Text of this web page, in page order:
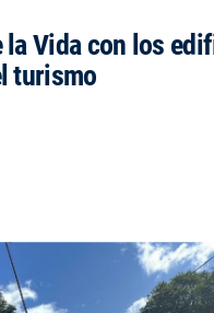
la Vida con los
turismo